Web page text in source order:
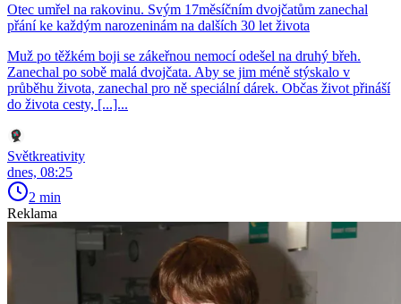
Otec umřel na rakovinu. Svým 17měsíčním dvojčatům zanechal
přání ke každým narozeninám na dalších 30 let života
Muž po těžkém boji se zákeřnou nemocí odešel na druhý břeh.
Zanechal po sobě malá dvojčata. Aby se jim méně stýskalo v
průběhu života, zanechal pro ně speciální dárek. Občas život přináší
do života cesty, [...]...
Světkreativity
dnes, 08:25
2 min
Reklama